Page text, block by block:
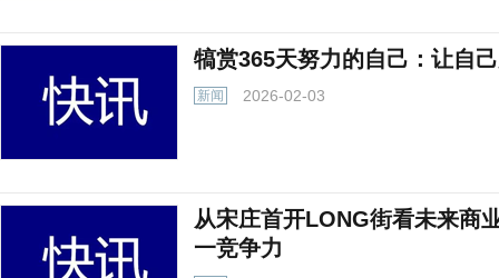
犒赏365天努力的自己：让自
新闻 2026-02-03
从宋庄首开LONG街看未来商
一竞争力